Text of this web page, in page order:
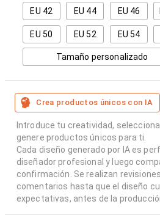
EU 42 EU 44 EU 46
EU 50 EU 52 EU 54
Tamaño personalizado
Crea productos únicos con IA
Introduce tu creatividad,
genere productos únicos para ti.
Cada diseño generado por IA es
diseñador profesional y luego
confirmación. Se realizan
comentarios hasta que el diseño
expectativas, antes de la